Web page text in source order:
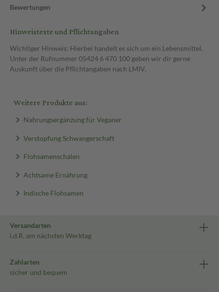
Bewertungen
Hinweistexte und Pflichtangaben
Wichtiger Hinweis: Hierbei handelt es sich um ein Lebensmittel.
Unter der Rufnummer 05424 6 470 100 geben wir dir gerne
Auskunft über die Pflichtangaben nach LMIV.
Weitere Produkte aus:
Nahrungsergänzung für Veganer
Verstopfung Schwangerschaft
Flohsamenschalen
Achtsame Ernährung
Indische Flohsamen
Versandarten
i.d.R. am nächsten Werktag
Zahlarten
sicher und bequem